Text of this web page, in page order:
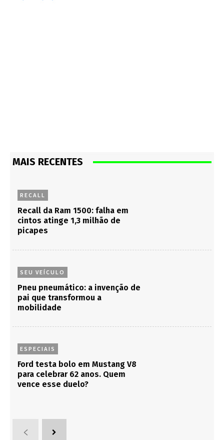
MAIS RECENTES
RECALL
Recall da Ram 1500: falha em
cintos atinge 1,3 milhão de
picapes
SEU VEÍCULO
Pneu pneumático: a invenção de
pai que transformou a
mobilidade
ESPECIAIS
Ford testa bolo em Mustang V8
para celebrar 62 anos. Quem
vence esse duelo?